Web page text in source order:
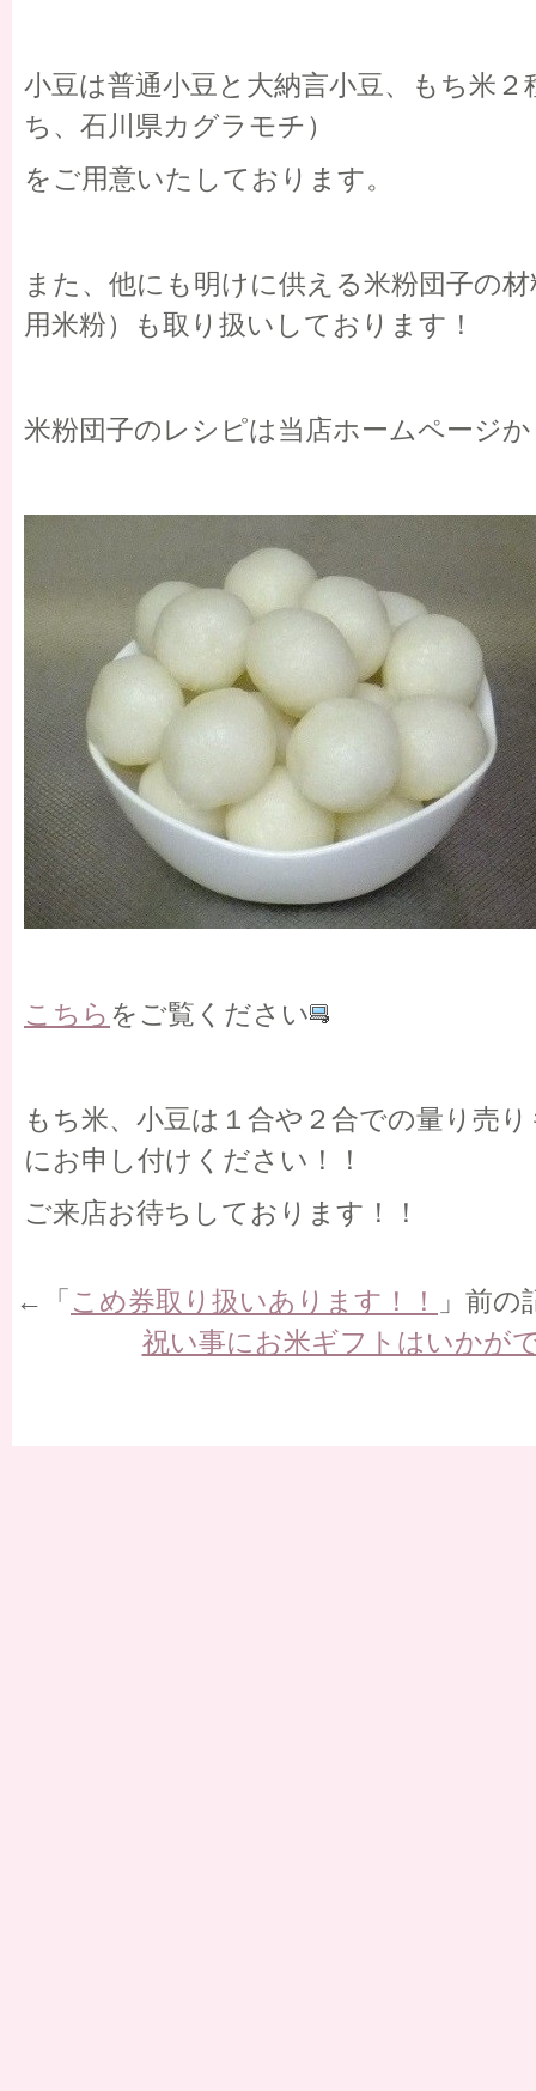
小豆は普通小豆と大納言小豆、もち米
ち、石川県カグラモチ）
をご用意いたしております。
また、他にも明けに供える米粉団子の
用米粉）も取り扱いしております！
米粉団子のレシピは当店ホームページ
こちら をご覧ください
もち米、小豆は１合や２合での量り売
にお申し付けください！！
ご来店お待ちしております！！
←「 こめ券取り扱いあります！！
」前
祝い事にお米ギフトはいかが